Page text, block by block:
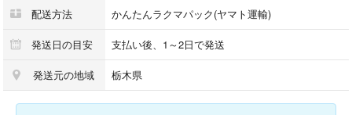
・コピーライト
配送方法 かんたんラクマパック(ヤマト運輸)
発送日の目安 支払い後、1～2日で発送
発送元の地域 栃木県